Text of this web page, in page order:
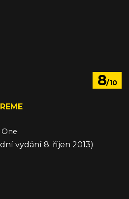
8/10
One
vydání 8. říjen 2013)